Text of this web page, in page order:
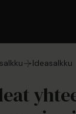
Ideasalkku